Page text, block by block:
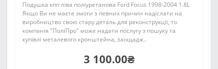
Подушка кпп ліва поліуретанова Ford Focus 1998-2004 1.8L
Якщо Ви не маєте змоги з певних причин надіслати на
виробництво свою стару деталь для реконструкції, то
компанія "ПоліПро" може надати послугу з пошуку та
купівлі металевого кронштейна, заощадж..
3 100.00₴